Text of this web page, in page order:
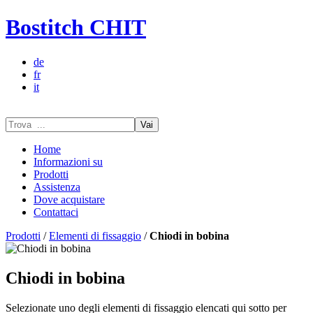
Bostitch CHIT
de
fr
it
Vai
Home
Informazioni su
Prodotti
Assistenza
Dove acquistare
Contattaci
Prodotti /Elementi di fissaggio /Chiodi in bobina
Chiodi in bobina
Selezionate uno degli elementi di fissaggio elencati qui sotto per